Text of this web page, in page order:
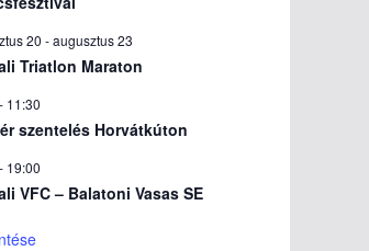
20 -augusztus 23
Triatlon Maraton
- 11:30
szentelés Horvátkúton
- 19:00
VFC – Balatoni Vasas SE